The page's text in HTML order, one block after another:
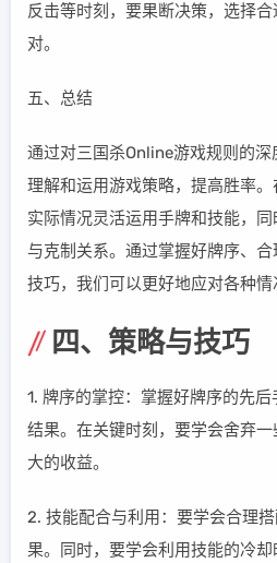
反击等时刻，要果断决策，选择
对。
五、总结
通过对三国杀Online游戏规则的
理解和运用游戏策略，提高胜率
实际情况灵活运用手牌和技能，
与克制关系。通过掌握好牌序、
技巧，我们可以更好地应对各种情
四、策略与技巧
1. 牌序的掌控：掌握好牌序的先
结果。在关键时刻，要学会舍弃
大的收益。
2. 技能配合与利用：要学会合理
果。同时，要学会利用技能的冷